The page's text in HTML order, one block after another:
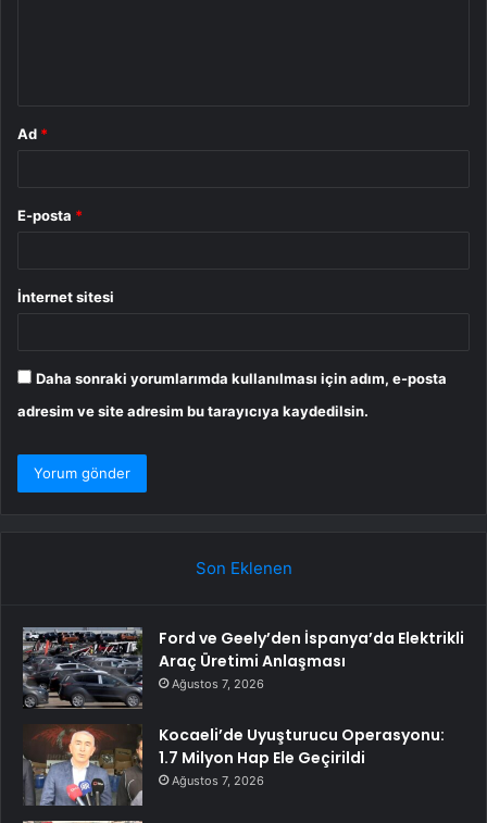
Ad *
E-posta *
İnternet sitesi
Daha sonraki yorumlarımda kullanılması için adım, e-posta
adresim ve site adresim bu tarayıcıya kaydedilsin.
Son Eklenen
Ford ve Geely’den İspanya’da Elektrikli
Araç Üretimi Anlaşması
Ağustos 7, 2026
Kocaeli’de Uyuşturucu Operasyonu:
1.7 Milyon Hap Ele Geçirildi
Ağustos 7, 2026